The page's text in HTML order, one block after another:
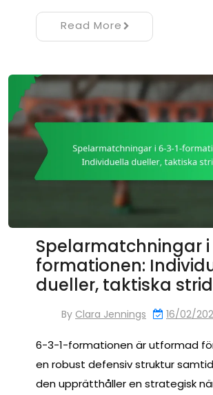
Read More
Spelarmatchningar
formationen:
dueller, taktiska
By Clara Jennings 16/02/
6-3-1-formationen är utformad
en robust defensiv struktur
den upprätthåller en strategisk